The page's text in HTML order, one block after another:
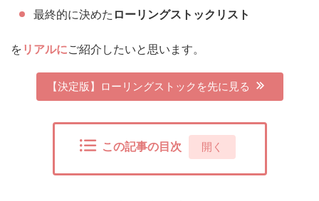
最終的に決めた ローリングストックリスト
を リアルにご紹介したいと思います。
【決定版】ローリングストックを先に見る
この記事の目次 開く